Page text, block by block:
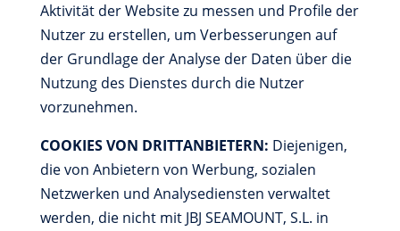
Aktivität der Website zu messen und Profile der
Nutzer zu erstellen, um Verbesserungen auf
der Grundlage der Analyse der Daten über die
Nutzung des Dienstes durch die Nutzer
vorzunehmen.
COOKIES VON DRITTANBIETERN: Diejenigen,
die von Anbietern von Werbung, sozialen
Netzwerken und Analysediensten verwaltet
werden, die nicht mit JBJ SEAMOUNT, S.L. in